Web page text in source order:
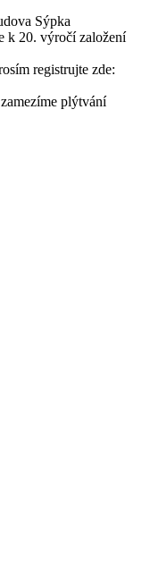
Sýpka
k 20. výročí založení
registrujte zde:
plýtvání